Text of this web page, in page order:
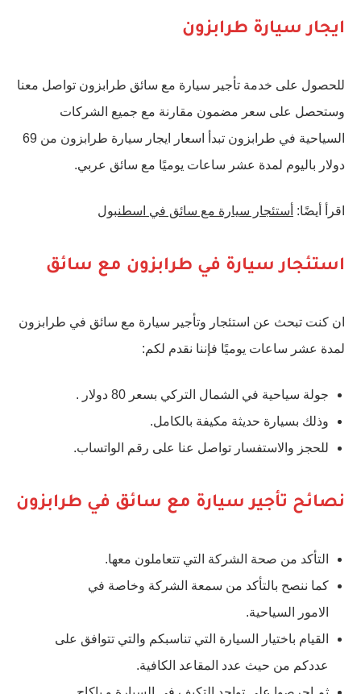
ايجار سيارة طرابزون
للحصول على خدمة تأجير سيارة مع سائق طرابزون تواصل معنا
وستحصل على سعر مضمون مقارنة مع جميع الشركات
السياحية في طرابزون تبدأ اسعار ايجار سيارة طرابزون من 69
دولار باليوم لمدة عشر ساعات يوميًا مع سائق عربي.
اقرأ أيضًا: أستئجار سيارة مع سائق في اسطنبول
استئجار سيارة في طرابزون مع سائق
ان كنت تبحث عن استئجار وتأجير سيارة مع سائق في طرابزون
لمدة عشر ساعات يوميًا فإننا نقدم لكم:
جولة سياحية في الشمال التركي بسعر 80 دولار .
وذلك بسيارة حديثة مكيفة بالكامل.
للحجز والاستفسار تواصل عنا على رقم الواتساب.
نصائح تأجير سيارة مع سائق في طرابزون
التأكد من صحة الشركة التي تتعاملون معها.
كما ننصح بالتأكد من سمعة الشركة وخاصة في
الامور السياحية.
القيام باختيار السيارة التي تناسبكم والتي تتوافق على
عددكم من حيث عدد المقاعد الكافية.